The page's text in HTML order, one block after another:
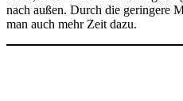
nach außen. Durch die geringere
man auch mehr Zeit dazu.